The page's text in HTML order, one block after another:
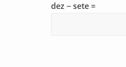
dez − sete =